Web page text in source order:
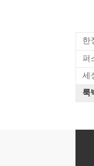
한
퍼
세
룩